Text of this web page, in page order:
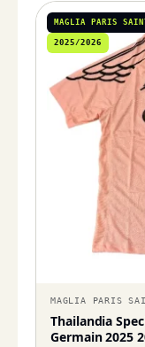
MAGLIA PARIS
2025/2026
MAGLIA PARIS
Thailandia
Germain 2025